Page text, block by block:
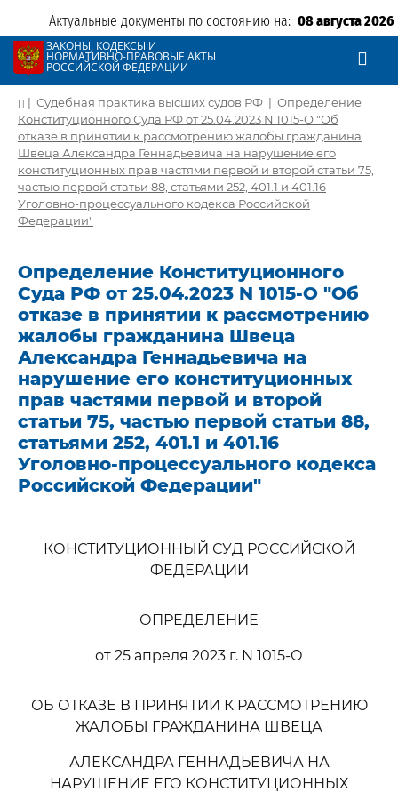
Актуальные документы по состоянию на: 08 августа 2026
ЗАКОНЫ, КОДЕКСЫ И
НОРМАТИВНО-ПРАВОВЫЕ АКТЫ
РОССИЙСКОЙ ФЕДЕРАЦИИ
| Судебная практика высших судов РФ | Определение
Конституционного Суда РФ от 25.04.2023 N 1015-О "Об
отказе в принятии к рассмотрению жалобы гражданина
Швеца Александра Геннадьевича на нарушение его
конституционных прав частями первой и второй статьи 75,
частью первой статьи 88, статьями 252, 401.1 и 401.16
Уголовно-процессуального кодекса Российской
Федерации"
Определение Конституционного
Суда РФ от 25.04.2023 N 1015-О "Об
отказе в принятии к рассмотрению
жалобы гражданина Швеца
Александра Геннадьевича на
нарушение его конституционных
прав частями первой и второй
статьи 75, частью первой статьи 88,
статьями 252, 401.1 и 401.16
Уголовно-процессуального кодекса
Российской Федерации"
КОНСТИТУЦИОННЫЙ СУД РОССИЙСКОЙ
ФЕДЕРАЦИИ
ОПРЕДЕЛЕНИЕ
от 25 апреля 2023 г. N 1015-О
ОБ ОТКАЗЕ В ПРИНЯТИИ К РАССМОТРЕНИЮ
ЖАЛОБЫ ГРАЖДАНИНА ШВЕЦА
АЛЕКСАНДРА ГЕННАДЬЕВИЧА НА
НАРУШЕНИЕ ЕГО КОНСТИТУЦИОННЫХ